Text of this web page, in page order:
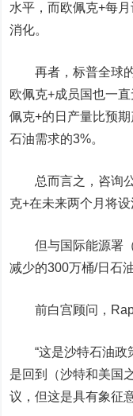
水平，而欧佩克+每
消化。
再者，标普全球的
欧佩克+成员国也一
佩克+的 日产量比预
石油需求的3%。
总而言之，咨询公
克+在未来两个月将
但与国际能源署（
减少的300万桶/日石
前白宫顾问，
“这是沙特石油政
是回到（沙特和美国
议，但这是具有象征